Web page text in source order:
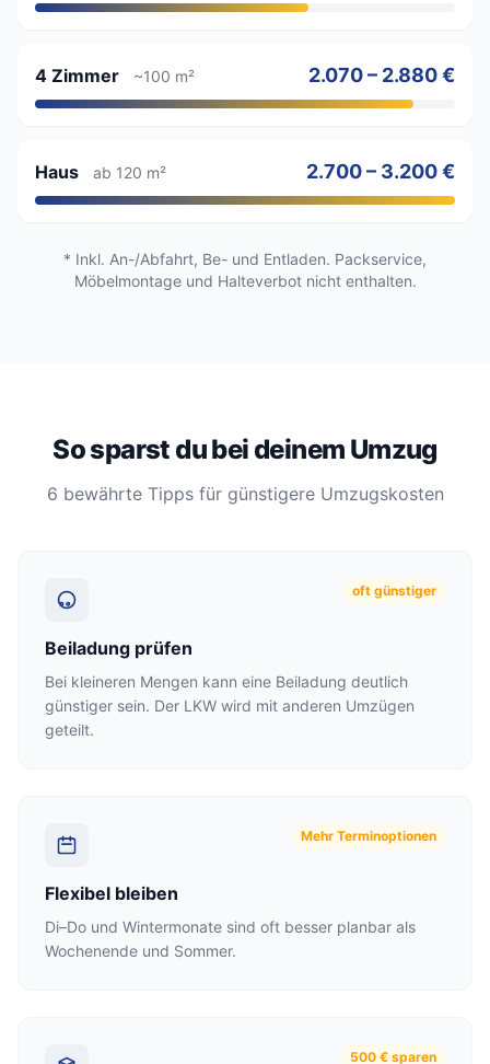
4 Zimmer ~100 m² 2.070 – 2.880 €
Haus ab 120 m² 2.700 – 3.200 €
* Inkl. An-/Abfahrt, Be- und Entladen. Packservice,
Möbelmontage und Halteverbot nicht enthalten.
So sparst du bei deinem Umzug
6 bewährte Tipps für günstigere Umzugskosten
oft günstiger
Beiladung prüfen
Bei kleineren Mengen kann eine Beiladung deutlich
günstiger sein. Der LKW wird mit anderen Umzügen
geteilt.
Mehr Terminoptionen
Flexibel bleiben
Di–Do und Wintermonate sind oft besser planbar als
Wochenende und Sommer.
500 € sparen